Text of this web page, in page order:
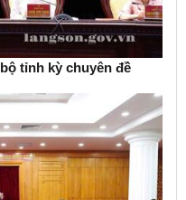
tỉnh kỳ chuyên đề